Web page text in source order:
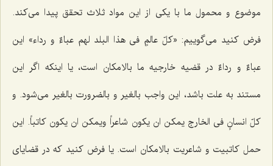
موضوع و محمول ما با یكى از این مواد ثلاث تحقق پیدا مى‌كند.
فرض كنید مى‌گوییم: «كلّ عالمٍ فى هذا البلد لهم عباءٌ و رداء» این
عباءٌ و رداءٌ در قضیه خارجیه ما بالامكان است، یا اینكه اگر این
مستند به علت باشد، این واجب بالغیر و بالضرورت بالغیر مى‌شود. و
كلّ انسانٍ فى الخارج یمكن ان یكون شاعراً ویمكن ان یكون كاتباً. این
حمل كاتبیت و شاعریت بالامكان است. یا فرض كنید كه در قضایاى